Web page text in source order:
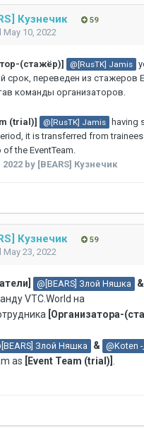
Кузнечик 59
May 10, 2022
(стажёр)] @[RusTK] Jamis
срок, переведен из стажеров
команды организаторов.
(trial)] @[RusTK] Jamis
having
it is transferred from
the EventTeam.
2022 by [BEARS] Кузнечик
Кузнечик 59
May 23, 2022
@[BEARS] Злой Няшка &
VTC.World на
Организатора-
Злой Няшка & @Koten -
as
[Event Team (trial)]